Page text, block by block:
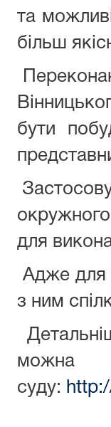
та
більш
бути
для
Адже для
з ним
можна
суду: